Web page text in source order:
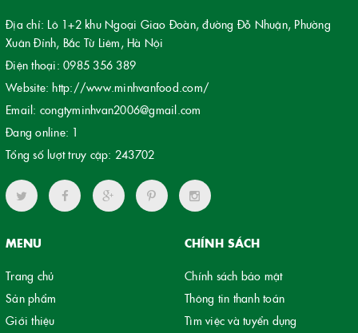
Địa chỉ: Lô 1+2 khu Ngoại Giao Đoàn, đường Đỗ Nhuận, Phường
Xuân Đỉnh, Bắc Từ Liêm, Hà Nội
Điện thoại: 0985 356 389
Website:http://www.minhvanfood.com/
Email: congtyminhvan2006@gmail.com
Đang online: 1
Tổng số lượt truy cập: 243702
MENU
Trang chủ
Sản phẩm
Giới thiệu
CHÍNH SÁCH
Chính sách bảo mật
Thông tin thanh toán
Tìm việc và tuyển dụng